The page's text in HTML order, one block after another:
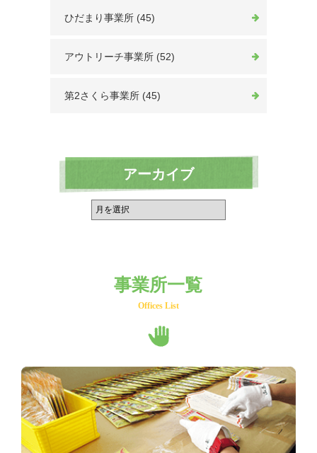
ひだまり事業所 (45)
アウトリーチ事業所 (52)
第2さくら事業所 (45)
アーカイブ
事業所一覧
Offices List